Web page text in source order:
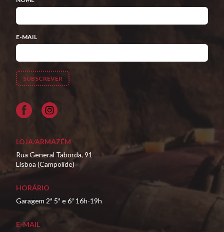
E-MAIL
Facebook
LOJA/ARMAZÉM
Rua General Taborda, 91
Lisboa (Campolide)
HORÁRIO
Garagem 2ª 5ª e 6ª 16h-19h
E-MAIL